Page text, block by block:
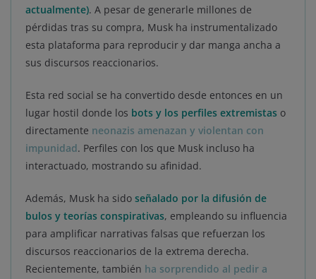
actualmente). A pesar de generarle millones de
pérdidas tras su compra, Musk ha instrumentalizado
esta plataforma para reproducir y dar manga ancha a
sus discursos reaccionarios.
Esta red social se ha convertido desde entonces en un
lugar hostil donde los bots y los perfiles extremistas o
directamente neonazis amenazan y violentan con
impunidad. Perfiles con los que Musk incluso ha
interactuado, mostrando su afinidad.
Además, Musk ha sido señalado por la difusión de
bulos y teorías conspirativas, empleando su influencia
para amplificar narrativas falsas que refuerzan los
discursos reaccionarios de la extrema derecha.
Recientemente, también ha sorprendido al pedir a